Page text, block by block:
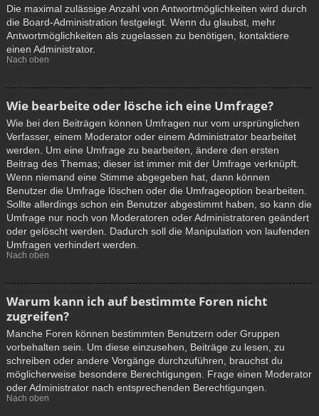
Die maximal zulässige Anzahl von Antwortmöglichkeiten wird durch
die Board-Administration festgelegt. Wenn du glaubst, mehr
Antwortmöglichkeiten als zugelassen zu benötigen, kontaktiere
einen Administrator.
Nach oben
Wie bearbeite oder lösche ich eine Umfrage?
Wie bei den Beiträgen können Umfragen nur vom ursprünglichen
Verfasser, einem Moderator oder einem Administrator bearbeitet
werden. Um eine Umfrage zu bearbeiten, ändere den ersten
Beitrag des Themas; dieser ist immer mit der Umfrage verknüpft.
Wenn niemand eine Stimme abgegeben hat, dann können
Benutzer die Umfrage löschen oder die Umfrageoption bearbeiten.
Sollte allerdings schon ein Benutzer abgestimmt haben, so kann die
Umfrage nur noch von Moderatoren oder Administratoren geändert
oder gelöscht werden. Dadurch soll die Manipulation von laufenden
Umfragen verhindert werden.
Nach oben
Warum kann ich auf bestimmte Foren nicht
zugreifen?
Manche Foren können bestimmten Benutzern oder Gruppen
vorbehalten sein. Um diese einzusehen, Beiträge zu lesen, zu
schreiben oder andere Vorgänge durchzuführen, brauchst du
möglicherweise besondere Berechtigungen. Frage einen Moderator
oder Administrator nach entsprechenden Berechtigungen.
Nach oben